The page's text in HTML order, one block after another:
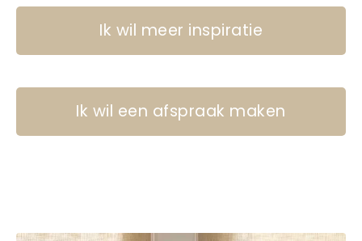
Ik wil meer inspiratie
Ik wil een afspraak maken